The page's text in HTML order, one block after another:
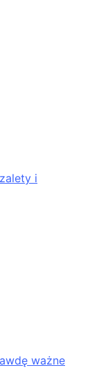
i
ważne